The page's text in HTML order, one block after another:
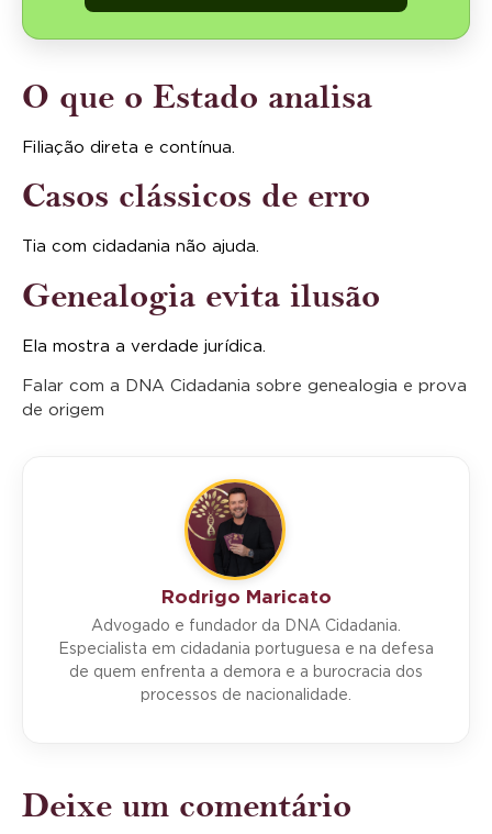
O que o Estado analisa
Filiação direta e contínua.
Casos clássicos de erro
Tia com cidadania não ajuda.
Genealogia evita ilusão
Ela mostra a verdade jurídica.
Falar com a DNA Cidadania sobre genealogia e prova
de origem
Rodrigo Maricato
Advogado e fundador da DNA Cidadania.
Especialista em cidadania portuguesa e na defesa
de quem enfrenta a demora e a burocracia dos
processos de nacionalidade.
Deixe um comentário